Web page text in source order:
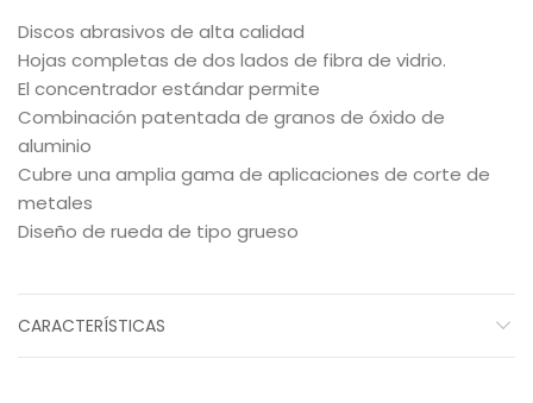
Discos abrasivos de alta calidad
Hojas completas de dos lados de fibra de vidrio.
El concentrador estándar permite
Combinación patentada de granos de óxido de
aluminio
Cubre una amplia gama de aplicaciones de corte de
metales
Diseño de rueda de tipo grueso
CARACTERÍSTICAS